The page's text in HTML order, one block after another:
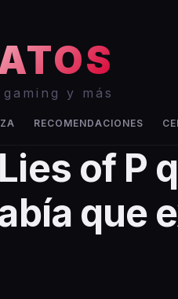
y más
RECOMENDACIONES
of P
que